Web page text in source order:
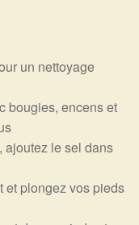
un nettoyage
bougies, encens et
ajoutez le sel dans
et plongez vos pieds